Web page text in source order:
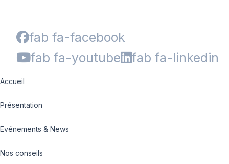
fab fa-facebook
fab fa-youtube
fab fa-linkedin
Accueil
Présentation
Evénements & News
Nos conseils